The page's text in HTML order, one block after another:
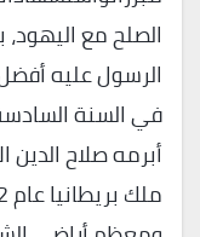
الصلح مع
الرسول عليه
في السنة
أبرمه صلاح